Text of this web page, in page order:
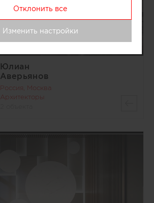
Юлиан
Аверьянов
Россия, Москва
Архитекторы
Отклонить все
Изменить настройки